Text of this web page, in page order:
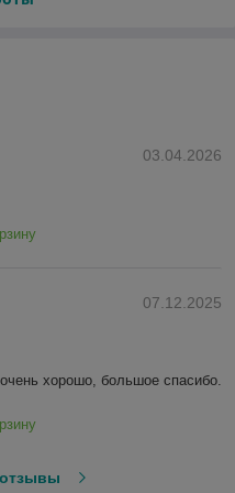
03.04.2026
07.12.2025
хорошо, большое спасибо.